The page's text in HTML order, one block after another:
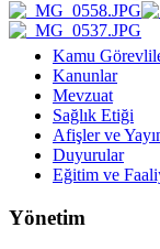
Kamu
Kanunlar
Mevzuat
Sağlık Etiği
Afişler ve
Duyurular
Eğitim ve
Yönetim